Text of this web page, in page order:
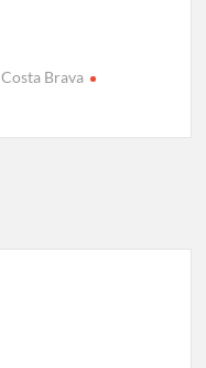
Costa Brava